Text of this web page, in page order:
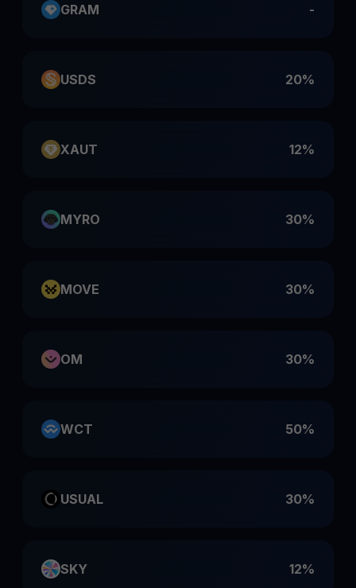
GRAM -
USDS 20%
XAUT 12%
MYRO 30%
MOVE 30%
OM 30%
WCT 50%
USUAL 30%
SKY 12%